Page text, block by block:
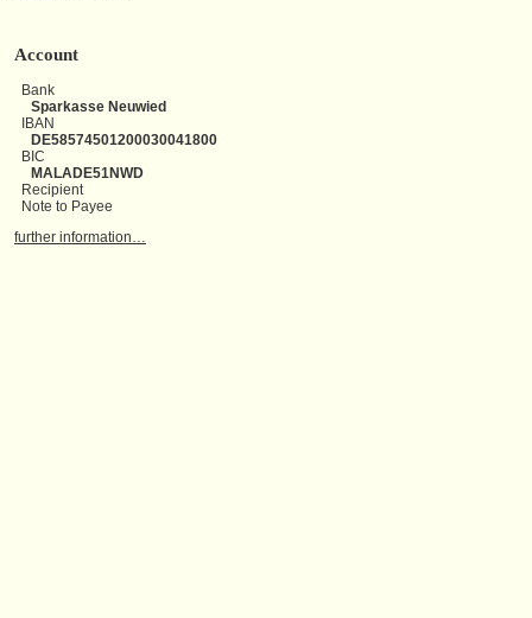
Account
Bank
Sparkasse Neuwied
IBAN
DE58574501200030041800
BIC
MALADE51NWD
Recipient
Note to Payee
further information…